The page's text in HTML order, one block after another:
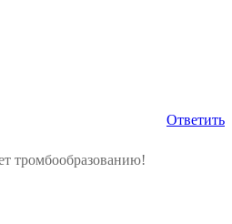
Ответить
тромбообразованию!